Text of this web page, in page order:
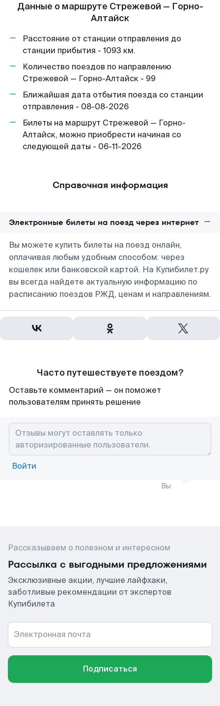
Данные о маршруте Стрежевой — Горно-
Алтайск
Расстояние от станции отправления до
станции прибытия - 1093 км.
Количество поездов по направлению
Стрежевой — Горно-Алтайск - 99
Ближайшая дата отбытия поезда со станции
отправления - 08-08-2026
Билеты на маршрут Стрежевой — Горно-
Алтайск, можно приобрести начиная со
следующей даты - 06-11-2026
Справочная информация
Электронные билеты на поезд через интернет
Вы можете купить билеты на поезд онлайн,
оплачивая любым удобным способом: через
кошелек или банковской картой. На Купибилет.ру
вы всегда найдете актуальную информацию по
расписанию поездов РЖД, ценам и направлениям.
Часто путешествуете поездом?
Оставьте комментарий — он поможет
пользователям принять решение
Войти
Вы
Рассказываем о полезном и интересном
Рассылка с выгодными предложениями
Эксклюзивные акции, лучшие лайфхаки,
заботливые рекомендации от экспертов
Купибилета
Электронная почта
Подписаться